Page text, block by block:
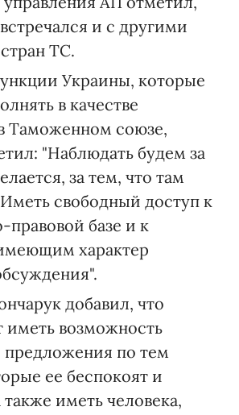
и с другими
ТС.
Украины, которые
в качестве
Таможенном союзе,
"Наблюдать будем за
за тем, что там
свободный доступ к
правовой базе и к
характер
добавил, что
иметь возможность
предложения по тем
ее беспокоят и
иметь человека,